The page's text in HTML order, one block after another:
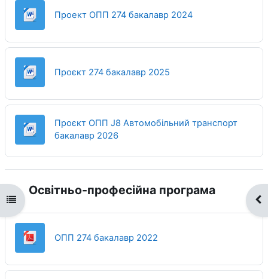
Відкритий покажчик курсу
Проект ОПП 274 бакалавр 2024Файл
Проєкт 274 бакалавр 2025
Проєкт ОПП J8 Автомобільний транспорт
бакалавр 2026Файл
Освітньо-професійна програма
ОПП 274 бакалавр 2022